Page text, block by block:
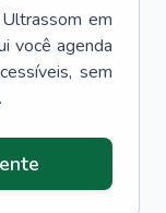
em
você agenda
sem